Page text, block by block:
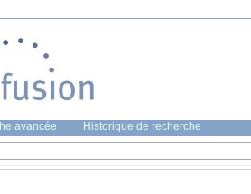
avancée Historique de recherche